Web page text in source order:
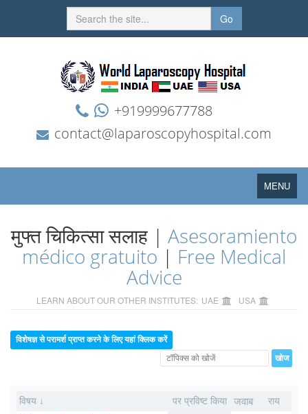
Go
+919999677788
contact@laparoscopyhospital.com
Toggle
navigation
MENU
मुफ्त चिकित्सा सलाह | Asesoramiento
médico gratuito| Free Medical
Advice
LEARN ABOUT OUR OTHER INSTITUTES: UAE USA
विशेषज्ञ से परामर्श प्राप्त करने के लिए यहां क्लिक करें
विषय ↓ पर प्रविष्ट किया जवाब राय